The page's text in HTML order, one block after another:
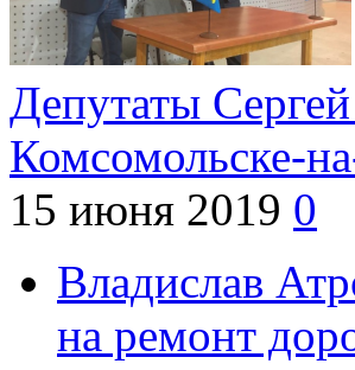
Депутаты
Комсомольске-
15 июня 2019 0
Владислав
на ремонт